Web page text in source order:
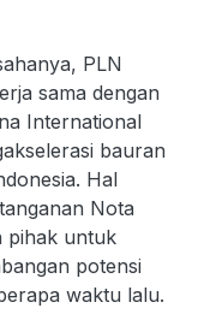
PLN
sama dengan
International
bauran
Hal
Nota
pihak untuk
potensi
waktu lalu.